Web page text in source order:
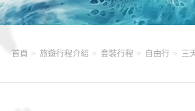
首頁 旅遊行程介紹 套裝行程 自由行 三